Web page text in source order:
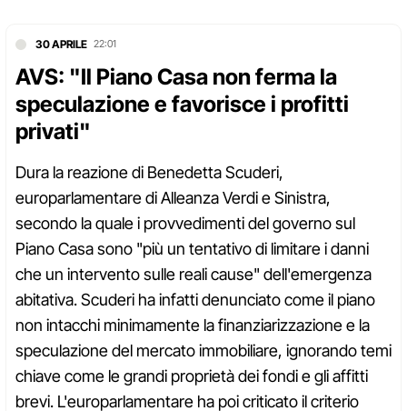
30 APRILE 22:01
AVS: "Il Piano Casa non ferma la
speculazione e favorisce i profitti
privati"
Dura la reazione di Benedetta Scuderi,
europarlamentare di Alleanza Verdi e Sinistra,
secondo la quale i provvedimenti del governo sul
Piano Casa sono "più un tentativo di limitare i danni
che un intervento sulle reali cause" dell'emergenza
abitativa. Scuderi ha infatti denunciato come il piano
non intacchi minimamente la finanziarizzazione e la
speculazione del mercato immobiliare, ignorando temi
chiave come le grandi proprietà dei fondi e gli affitti
brevi. L'europarlamentare ha poi criticato il criterio